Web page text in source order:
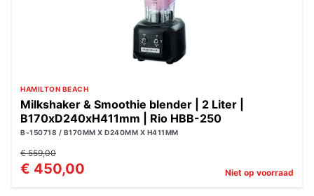
HAMILTON BEACH
Milkshaker & Smoothie blender | 2 Liter |
B170xD240xH411mm | Rio HBB-250
B-150718 / B170MM X D240MM X H411MM
€ 559,00
€ 450,00 Niet op voorraad